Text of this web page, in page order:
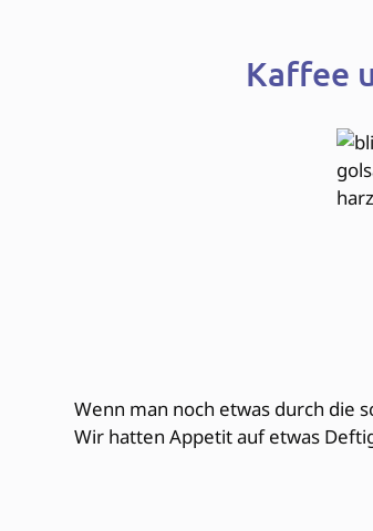
Kaffee
Wenn man noch etwas durch die
Wir hatten Appetit auf etwas